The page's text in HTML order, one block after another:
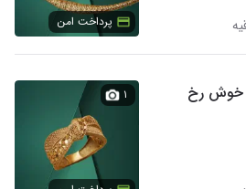
پرداخت امن
خوش رخ
۱